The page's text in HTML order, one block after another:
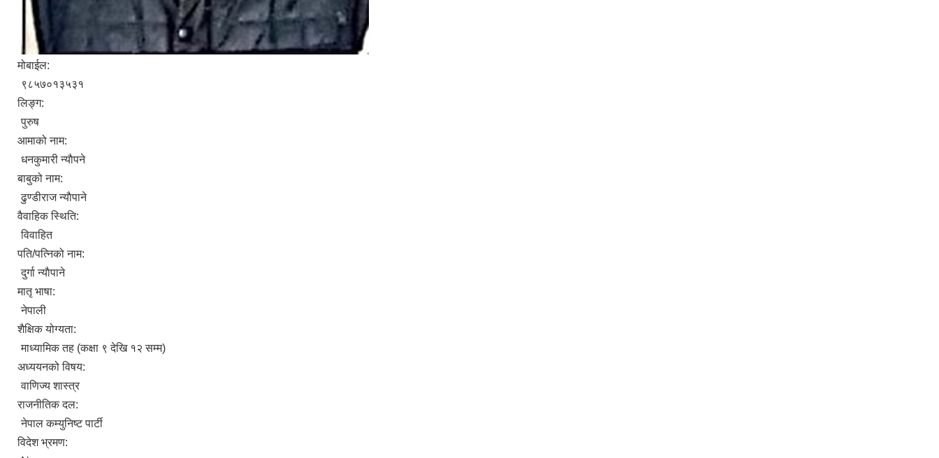
मोबाईल:
९८५७०१३५३१
लिङ्ग:
पुरुष
आमाको नाम:
धनकुमारी न्याैपने
बाबुको नाम:
ढुण्डीराज न्याैपाने
वैवाहिक स्थिति:
विवाहित
पति/पत्निको नाम:
दुर्गा न्याैपाने
मातृ भाषा:
नेपाली
शैक्षिक योग्यता:
माध्यामिक तह (कक्षा ९ देखि १२ सम्म)
अध्ययनको विषय:
वाणिज्य शास्त्र
राजनीतिक दल:
नेपाल कम्युनिष्ट पार्टी
विदेश भ्रमण: